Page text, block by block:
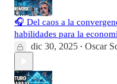
🎧 Del caos a la
habilidades para la
dic 30, 2025 • Oscar